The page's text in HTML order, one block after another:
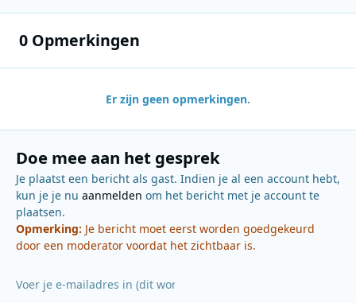
0 Opmerkingen
Er zijn geen opmerkingen.
Doe mee aan het gesprek
Je plaatst een bericht als gast. Indien je al een account hebt,
kun je je nu aanmelden om het bericht met je account te
plaatsen.
Opmerking: Je bericht moet eerst worden goedgekeurd
door een moderator voordat het zichtbaar is.